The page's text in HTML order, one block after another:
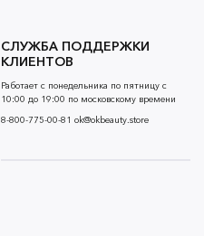
СЛУЖБА ПОДДЕРЖКИ
КЛИЕНТОВ
Работает с понедельника по пятницу с
10:00 до 19:00 по московскому времени
8-800-775-00-81 ok@okbeauty.store